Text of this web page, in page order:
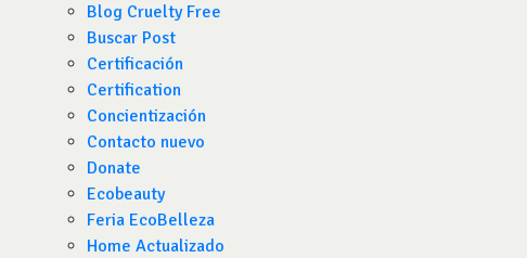
Blog Cruelty Free
Buscar Post
Certificación
Certification
Concientización
Contacto nuevo
Donate
Ecobeauty
Feria EcoBelleza
Home Actualizado